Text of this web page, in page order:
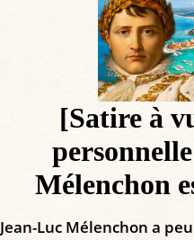
[Satire à
Mélenchon
Jean-Luc Mélenchon a